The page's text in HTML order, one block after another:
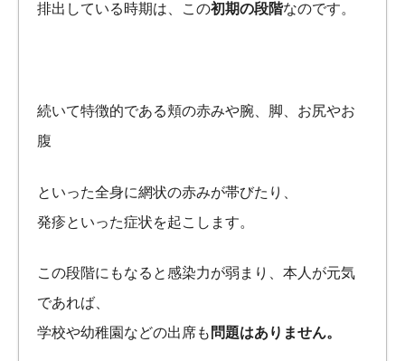
排出している時期は、この初期の段階なのです。
続いて特徴的である頬の赤みや腕、脚、お尻やお
腹
といった全身に網状の赤みが帯びたり、
発疹といった症状を起こします。
この段階にもなると感染力が弱まり、本人が元気
であれば、
学校や幼稚園などの出席も 問題はありません。